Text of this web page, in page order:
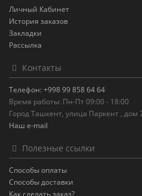
Личный Кабинет
История заказов
Закладки
Рассылка
Контакты
Телефон: +998 99 858 64 64
Время работы: Пн-Пт 09:00 - 18:00
Город Ташкент, улица Паркент , дом
Наш e-mail
Полезные ссылки
Способы оплаты
Способы доставки
Как сделать заказ?